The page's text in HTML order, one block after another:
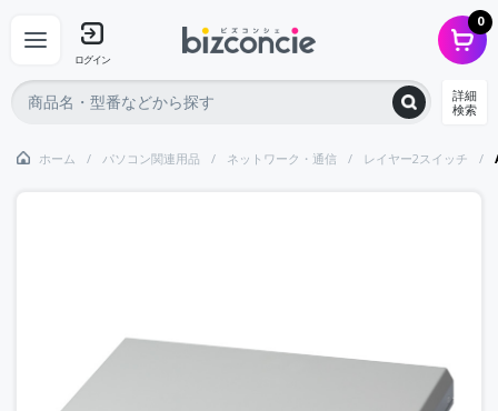
ログイン
0
詳細
検索
ホーム パソコン関連用品 ネットワーク・通信 レイヤー2スイッチ